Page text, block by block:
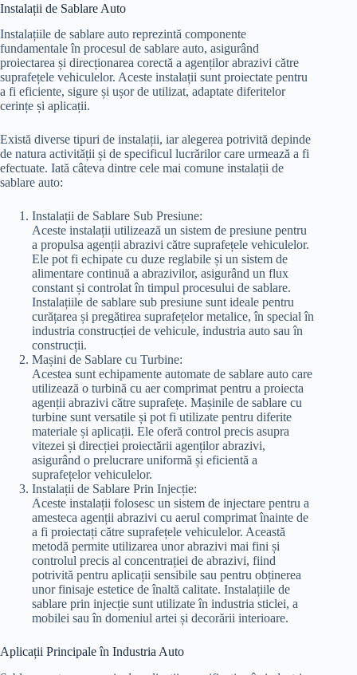
Instalații de Sablare Auto
Instalațiile de sablare auto reprezintă componente
fundamentale în procesul de sablare auto, asigurând
proiectarea și direcționarea corectă a agenților abrazivi către
suprafețele vehiculelor. Aceste instalații sunt proiectate pentru
a fi eficiente, sigure și ușor de utilizat, adaptate diferitelor
cerințe și aplicații.
Există diverse tipuri de instalații, iar alegerea potrivită depinde
de natura activității și de specificul lucrărilor care urmează a fi
efectuate. Iată câteva dintre cele mai comune instalații de
sablare auto:
Instalații de Sablare Sub Presiune:
Aceste instalații utilizează un sistem de presiune pentru
a propulsa agenții abrazivi către suprafețele vehiculelor.
Ele pot fi echipate cu duze reglabile și un sistem de
alimentare continuă a abrazivilor, asigurând un flux
constant și controlat în timpul procesului de sablare.
Instalațiile de sablare sub presiune sunt ideale pentru
curățarea și pregătirea suprafețelor metalice, în special în
industria construcției de vehicule, industria auto sau în
construcții.
Mașini de Sablare cu Turbine:
Acestea sunt echipamente automate de sablare auto care
utilizează o turbină cu aer comprimat pentru a proiecta
agenții abrazivi către suprafețe. Mașinile de sablare cu
turbine sunt versatile și pot fi utilizate pentru diferite
materiale și aplicații. Ele oferă control precis asupra
vitezei și direcției proiectării agenților abrazivi,
asigurând o prelucrare uniformă și eficientă a
suprafețelor vehiculelor.
Instalații de Sablare Prin Injecție:
Aceste instalații folosesc un sistem de injectare pentru a
amesteca agenții abrazivi cu aerul comprimat înainte de
a fi proiectați către suprafețele vehiculelor. Această
metodă permite utilizarea unor abrazivi mai fini și
controlul precis al concentrației de abrazivi, fiind
potrivită pentru aplicații sensibile sau pentru obținerea
unor finisaje estetice de înaltă calitate. Instalațiile de
sablare prin injecție sunt utilizate în industria sticlei, a
mobilei sau în domeniul artei și decorării interioare.
Aplicații Principale în Industria Auto